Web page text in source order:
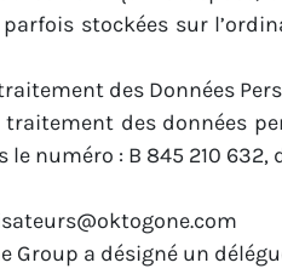
stockées sur
des Données
des données
le numéro : B 845 210
Group a désigné un